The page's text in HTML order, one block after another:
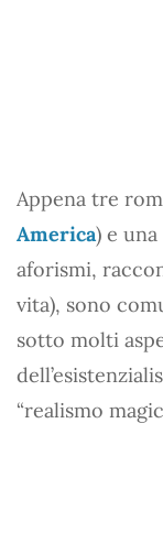
Appena tre
America) e
aforismi,
vita), sono
sotto molti
“realismo